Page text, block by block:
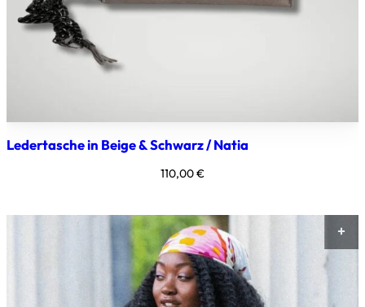
Ledertasche in Beige & Schwarz / Natia
110,00€